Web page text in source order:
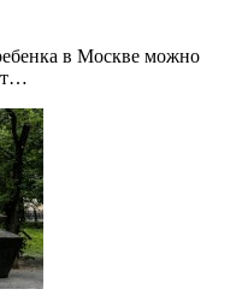
в Москве можно